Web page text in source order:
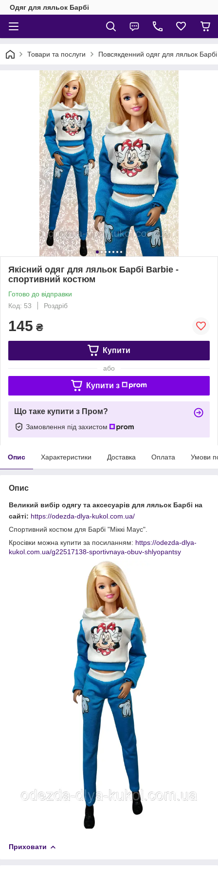
Одяг для ляльок Барбі
Товари та послуги Повсякденний одяг для ляльок Барбі
Якісний одяг для ляльок Барбі Barbie -
спортивний костюм
Готово до відправки
Код: 53
Роздріб
145 ₴
Купити
або
Купити з
Що таке купити з Пром?
Замовлення під захистом
Опис Характеристики Доставка Оплата Умови
Опис
Великий вибір одягу та аксесуарів для ляльок Барбі на
сайті: https://odezda-dlya-kukol.com.ua/
Спортивний костюм для Барбі "Міккі Маус".
Кросівки можна купити за посиланням: https://odezda-dlya-
kukol.com.ua/g22517138-sportivnaya-obuv-shlyopantsy
Приховати